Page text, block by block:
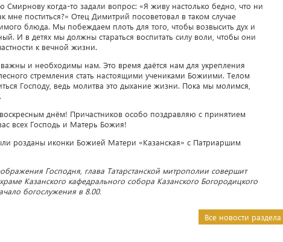
когда-то задали вопрос: «Я живу настолько бедно, что ни
мне поститься?» Отец Димитрий посоветовал в таком случае
блюда. Мы побеждаем плоть для того, чтобы возвысить дух и
И в детях мы должны стараться воспитать силу воли, чтобы они
к вечной жизни.
и необходимы нам. Это время даётся нам для укрепления
стремления стать настоящими учениками Божиими. Телом
Господу, ведь молитва это дыхание жизни. Пока мы молимся,
днём! Причастников особо поздравляю с принятием
всех Господь и Матерь Божия!
розданы иконки Божией Матери «Казанская» с Патриаршим
Господня, глава Татарстанской митрополии совершит
Казанского кафедрального собора Казанского Богородицкого
богослужения в 8.00.
Все новости